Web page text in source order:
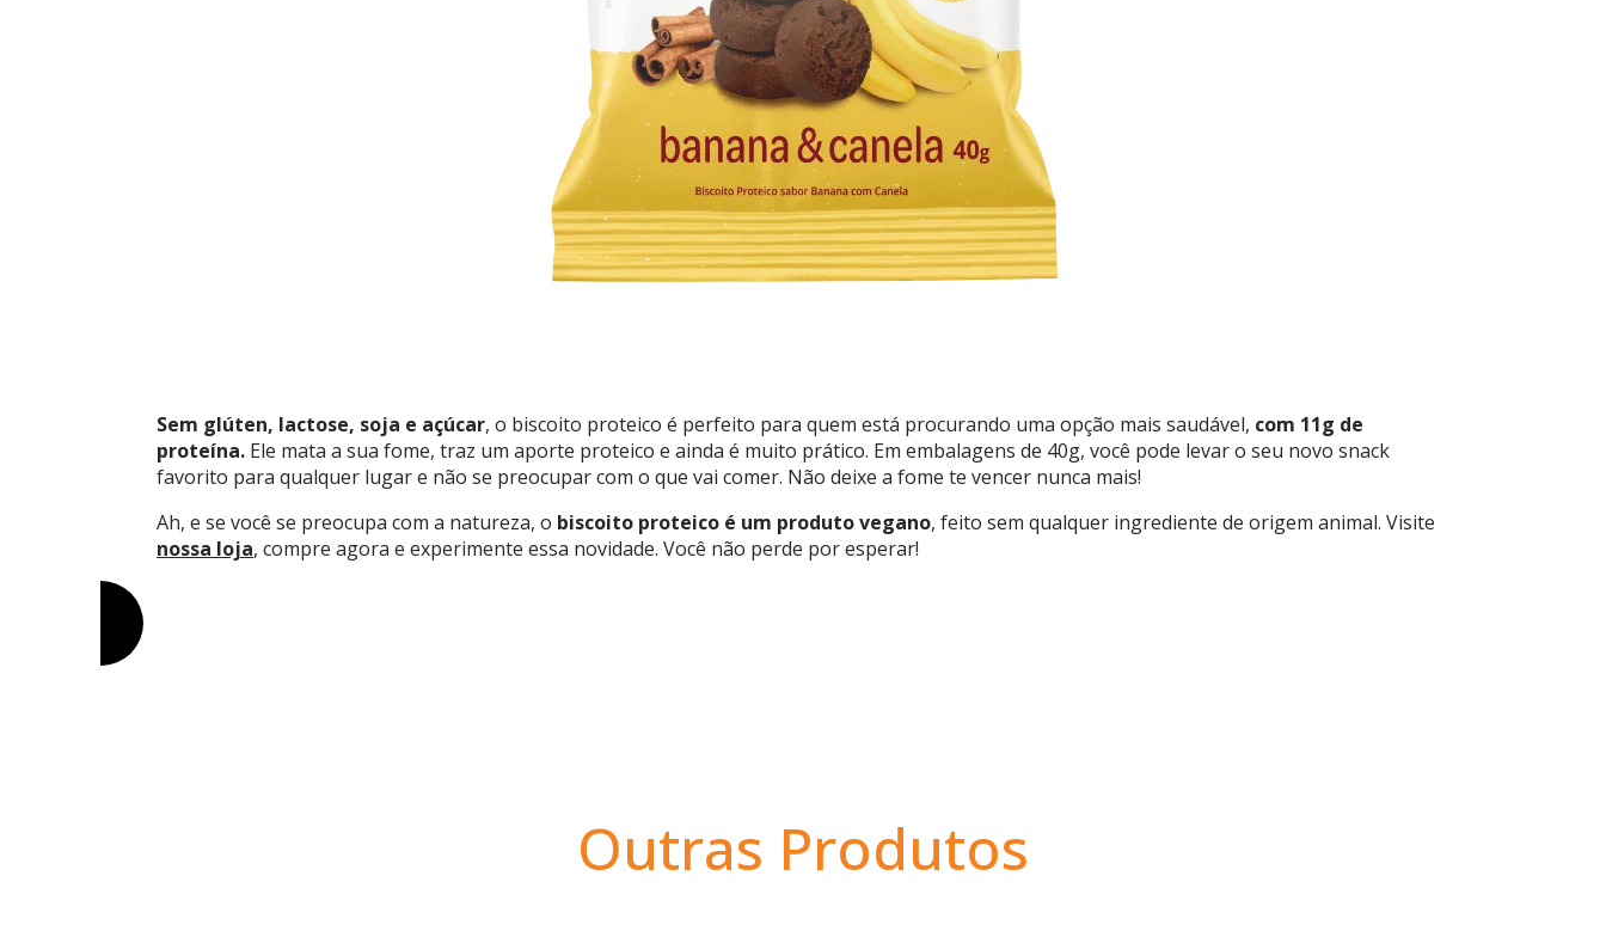
Sem glúten, lactose, soja e açúcar, o biscoito proteico é perfeito para quem está procurando uma opção mais saudável, com 11g de
proteína. Ele mata a sua fome, traz um aporte proteico e ainda é muito prático. Em embalagens de 40g, você pode levar o seu novo snack
favorito para qualquer lugar e não se preocupar com o que vai comer. Não deixe a fome te vencer nunca mais!
Ah, e se você se preocupa com a natureza, o biscoito proteico é um produto vegano, feito sem qualquer ingrediente de origem animal. Visite
nossa loja, compre agora e experimente essa novidade. Você não perde por esperar!
Outras Produtos